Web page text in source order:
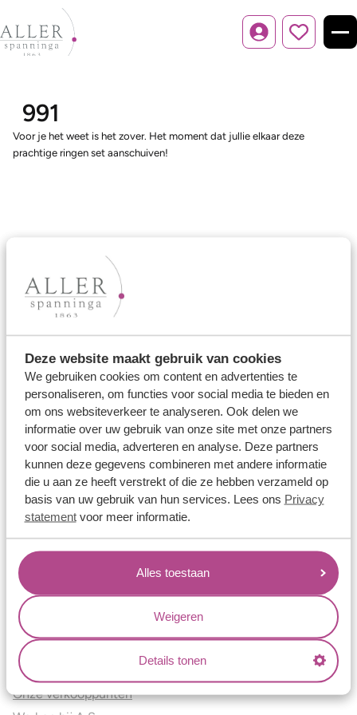
Deze website maakt gebruik van cookies
We gebruiken cookies om content en advertenties te
personaliseren, om functies voor social media te bieden en
om ons websiteverkeer te analyseren. Ook delen we
informatie over uw gebruik van onze site met onze partners
voor social media, adverteren en analyse. Deze partners
kunnen deze gegevens combineren met andere informatie
die u aan ze heeft verstrekt of die ze hebben verzameld op
basis van uw gebruik van hun services. Lees ons Privacy
statementvoor meer informatie.
Alles toestaan
Weigeren
Details tonen
Inloggen
991
Voor je het weet is het zover. Het moment dat jullie elkaar deze
prachtige ringen set aanschuiven!
Ons aanbod
Trouwringen
Memoireringen
Verlovingsringen
Vriendschapsringen
Over ons
Aller Spanninga
Historie
Certificaten
Blogs
Jouw voordelen
Conflictvrije Materialen
Oneindig veel mogelijkheden
Kwaliteit
Juweliers & Contact
Onze verkooppunten